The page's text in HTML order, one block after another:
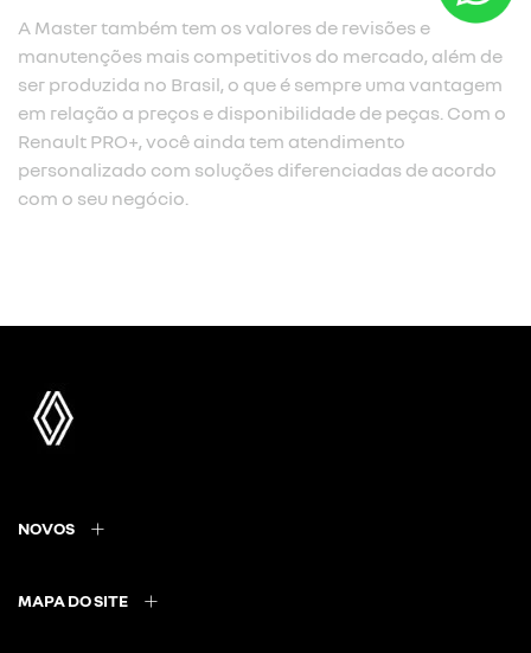
A Master também tem os valores de revisões e
manutenções mais competitivos do mercado, além de
ser produzida no Brasil, o que é sempre uma vantagem
em relação a preços e disponibilidade de peças. Com o
Renault PRO+, você ainda tem atendimento
personalizado com soluções diferenciadas de acordo
com o seu negócio.
NOVOS
MAPA DO SITE